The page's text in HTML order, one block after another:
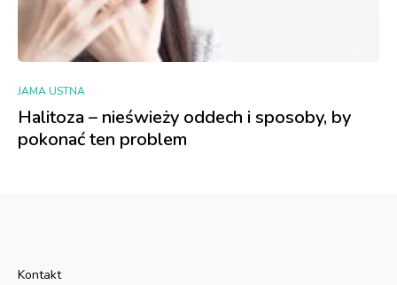
JAMA USTNA
Halitoza – nieświeży oddech i sposoby, by
pokonać ten problem
Kontakt